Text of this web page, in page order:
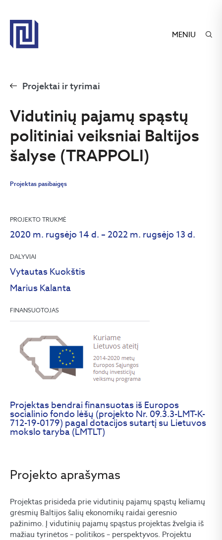
MENIU
Projektai ir tyrimai
Vidutinių pajamų spąstų
politiniai veiksniai Baltijos
šalyse (TRAPPOLI)
Projektas pasibaigęs
PROJEKTO TRUKMĖ
2020 m. rugsėjo 14 d. – 2022 m. rugsėjo 13 d.
DALYVIAI
Vytautas Kuokštis
Marius Kalanta
FINANSUOTOJAS
Projektas bendrai finansuotas iš Europos
socialinio fondo lėšų (projekto Nr. 09.3.3-LMT-K-
712-19-0179) pagal dotacijos sutartį su Lietuvos
mokslo taryba (LMTLT)
Projekto aprašymas
Projektas prisideda prie vidutinių pajamų spąstų keliamų
grėsmių Baltijos šalių ekonomikų raidai geresnio
pažinimo. Į vidutinių pajamų spąstus projektas žvelgia iš
mažiau tyrinėtos – politikos – perspektyvos. Projektu